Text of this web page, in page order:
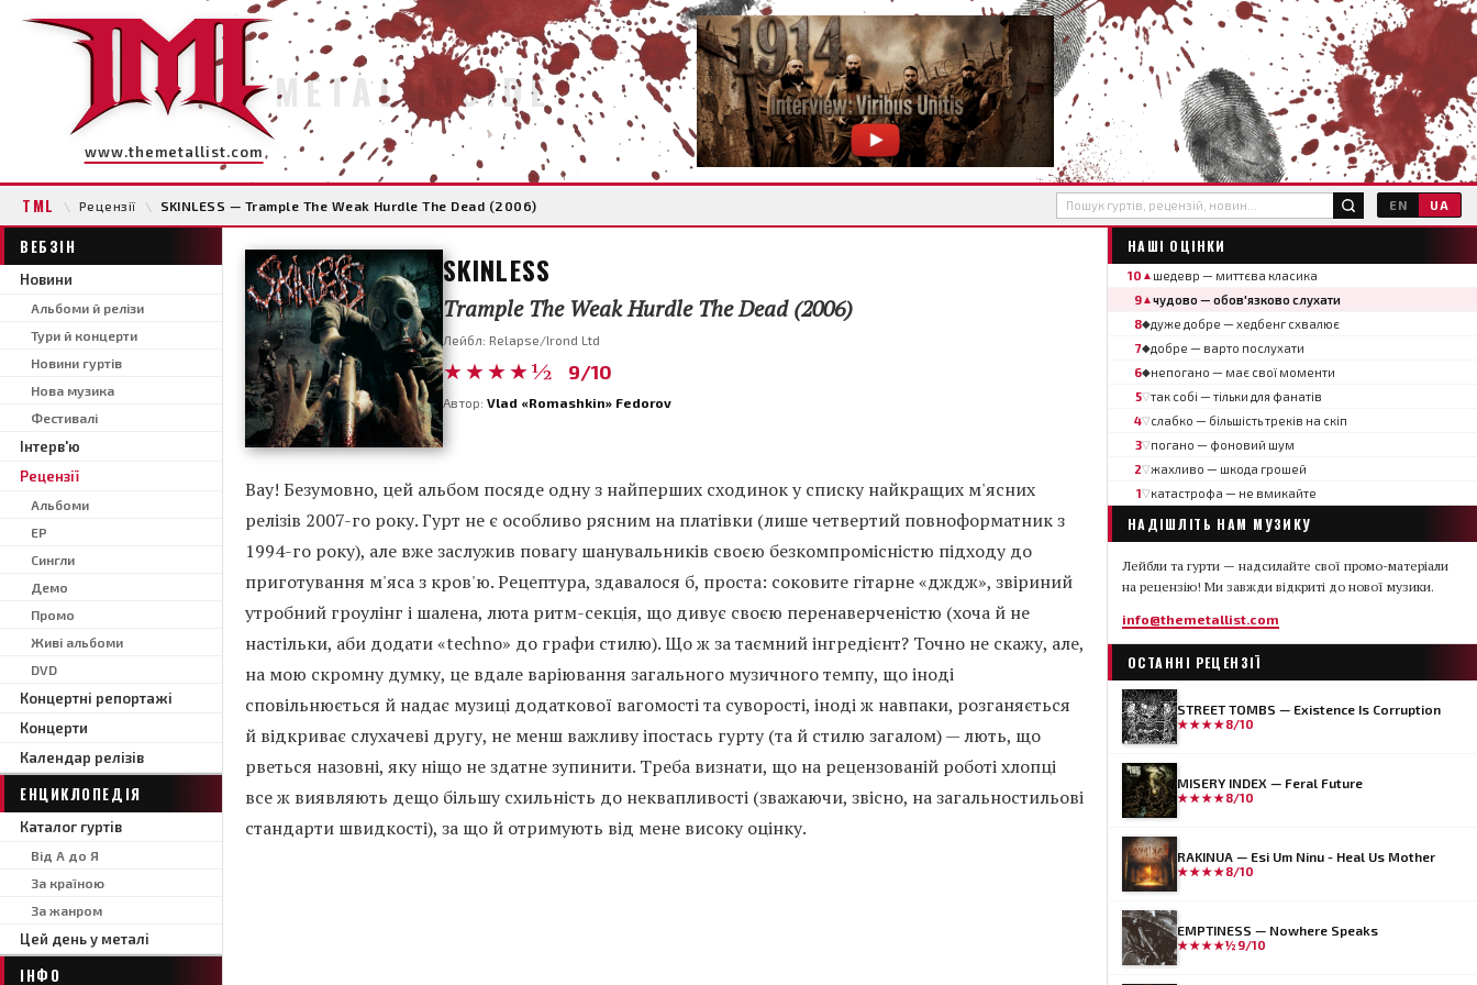
www.themetallist.com
METAL INSIDE
TML \ Рецензії \ SKINLESS — Trample The Weak Hurdle The Dead (2006) EN UA
ВЕБЗІН
Новини
Альбоми й релізи
Тури й концерти
Новини гуртів
Нова музика
Фестивалі
Інтерв'ю
Рецензії
Альбоми
EP
Сингли
Демо
Промо
Живі альбоми
DVD
Концертні репортажі
Концерти
Календар релізів
ЕНЦИКЛОПЕДІЯ
Каталог гуртів
Від А до Я
За країною
За жанром
Цей день у металі
ІНФО
SKINLESS
Trample The Weak Hurdle The Dead (2006)
Лейбл: Relapse/Irond Ltd
★★★★½ 9/10
Автор: Vlad «Romashkin» Fedorov
Вау! Безумовно, цей альбом посяде одну з найперших сходинок у списку найкращих м'ясних
релізів 2007-го року. Гурт не є особливо рясним на платівки (лише четвертий повноформатник з
1994-го року), але вже заслужив повагу шанувальників своєю безкомпромісністю підходу до
приготування м'яса з кров'ю. Рецептура, здавалося б, проста: соковите гітарне «дждж», звіриний
утробний гроулінг і шалена, люта ритм-секція, що дивує своєю перенаверченістю (хоча й не
настільки, аби додати «techno» до графи стилю). Що ж за таємний інгредієнт? Точно не скажу, але,
на мою скромну думку, це вдале варіювання загального музичного темпу, що іноді
сповільнюється й надає музиці додаткової вагомості та суворості, іноді ж навпаки, розганяється
й відкриває слухачеві другу, не менш важливу іпостась гурту (та й стилю загалом) — лють, що
рветься назовні, яку ніщо не здатне зупинити. Треба визнати, що на рецензованій роботі хлопці
все ж виявляють дещо більшу схильність до неквапливості (зважаючи, звісно, на загальностильові
стандарти швидкості), за що й отримують від мене високу оцінку.
НАШІ ОЦІНКИ
10 ▲ шедевр — миттєва класика
9▲чудово — обов'язково слухати
8◆дуже добре — хедбенг схвалює
7◆добре — варто послухати
6◆непогано — має свої моменти
5▽так собі — тільки для фанатів
4▽слабко — більшість треків на скіп
3▽погано — фоновий шум
2▽жахливо — шкода грошей
1▽катастрофа — не вмикайте
НАДІШЛІТЬ НАМ МУЗИКУ
Лейбли та гурти — надсилайте свої промо-матеріали
на рецензію! Ми завжди відкриті до нової музики.
info@themetallist.com
ОСТАННІ РЕЦЕНЗІЇ
STREET TOMBS — Existence Is Corruption
★★★★8/10
MISERY INDEX — Feral Future
★★★★8/10
RAKINUA — Esi Um Ninu - Heal Us Mother
★★★★8/10
EMPTINESS — Nowhere Speaks
★★★★½ 9/10